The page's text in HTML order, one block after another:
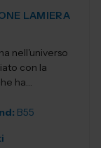
LAMIERA
nell'universo
con la
ha
B55